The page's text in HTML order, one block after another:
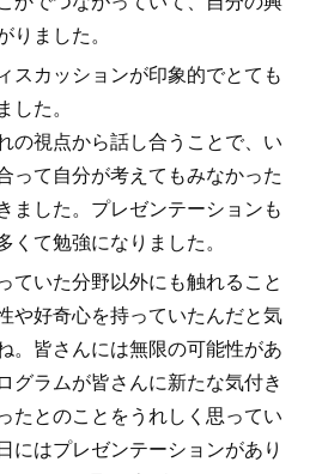
りました。
スカッションが印象的でとても
した。
の視点から話し合うことで、い
って自分が考えてもみなかった
ました。プレゼンテーションも
くて勉強になりました。
ていた分野以外にも触れること
や好奇心を持っていたんだと気
。皆さんには無限の可能性があ
グラムが皆さんに新たな気付き
たとのことをうれしく思ってい
にはプレゼンテーションがあり